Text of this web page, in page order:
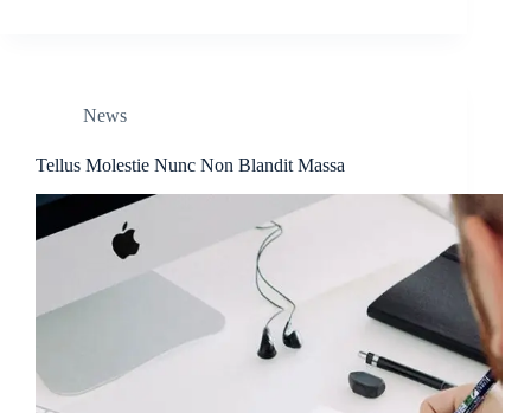
News
Tellus Molestie Nunc Non Blandit Massa